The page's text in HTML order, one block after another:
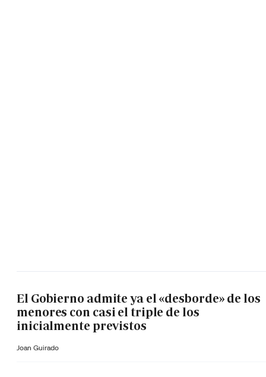
El Gobierno admite ya el «desborde» de los
menores con casi el triple de los
inicialmente previstos
Joan Guirado